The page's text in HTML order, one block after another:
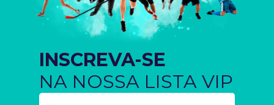
INSCREVA-SE
NA NOSSA LISTA VIP